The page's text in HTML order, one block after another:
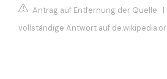
Antrag auf Entfernung der Quelle |
vollständige Antwort auf